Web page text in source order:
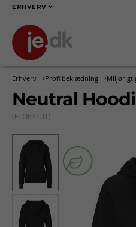
ERHVERV
Erhverv Profilbeklædning
Neutral
(FTO83101)